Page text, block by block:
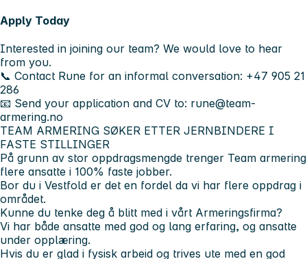
Apply Today
Interested in joining our team? We would love to hear
from you.
📞 Contact Rune for an informal conversation: +47 905 21
286
📧 Send your application and CV to: rune@team-
armering.no
TEAM ARMERING SØKER ETTER JERNBINDERE I
FASTE STILLINGER
På grunn av stor oppdragsmengde trenger Team armering
flere ansatte i 100% faste jobber.
Bor du i Vestfold er det en fordel da vi har flere oppdrag i
området.
Kunne du tenke deg å blitt med i vårt Armeringsfirma?
Vi har både ansatte med god og lang erfaring, og ansatte
under opplæring.
Hvis du er glad i fysisk arbeid og trives ute med en god